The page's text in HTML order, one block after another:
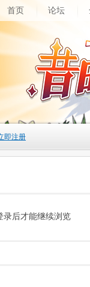
首页 论坛
即注册
录后才能继续浏览